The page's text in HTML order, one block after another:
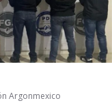
Argonmexico